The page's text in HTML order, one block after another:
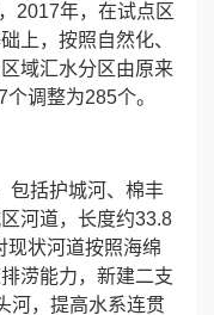
2017年，在试点区
上，按照自然化、
域汇水分区由原来
调整为285个。
包括护城河、棉丰
河道，长度约33.8
现状河道按照海绵
涝能力，新建二支
河，提高水系连贯